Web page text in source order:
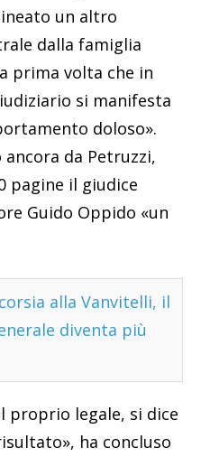
un altro
dalla famiglia
prima volta che in
si manifesta
doloso».
da Petruzzi,
pagine il giudice
Guido Oppido «un
alla Vanvitelli, il
diventa più
proprio legale, si dice
ha concluso